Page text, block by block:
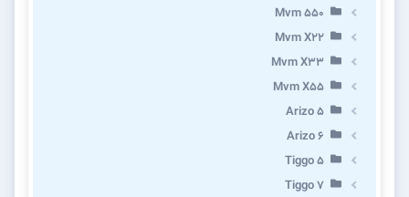
Mvm 550
Mvm X22
Mvm X33
Mvm X55
Arizo 5
Arizo 6
Tiggo 5
Tiggo 7